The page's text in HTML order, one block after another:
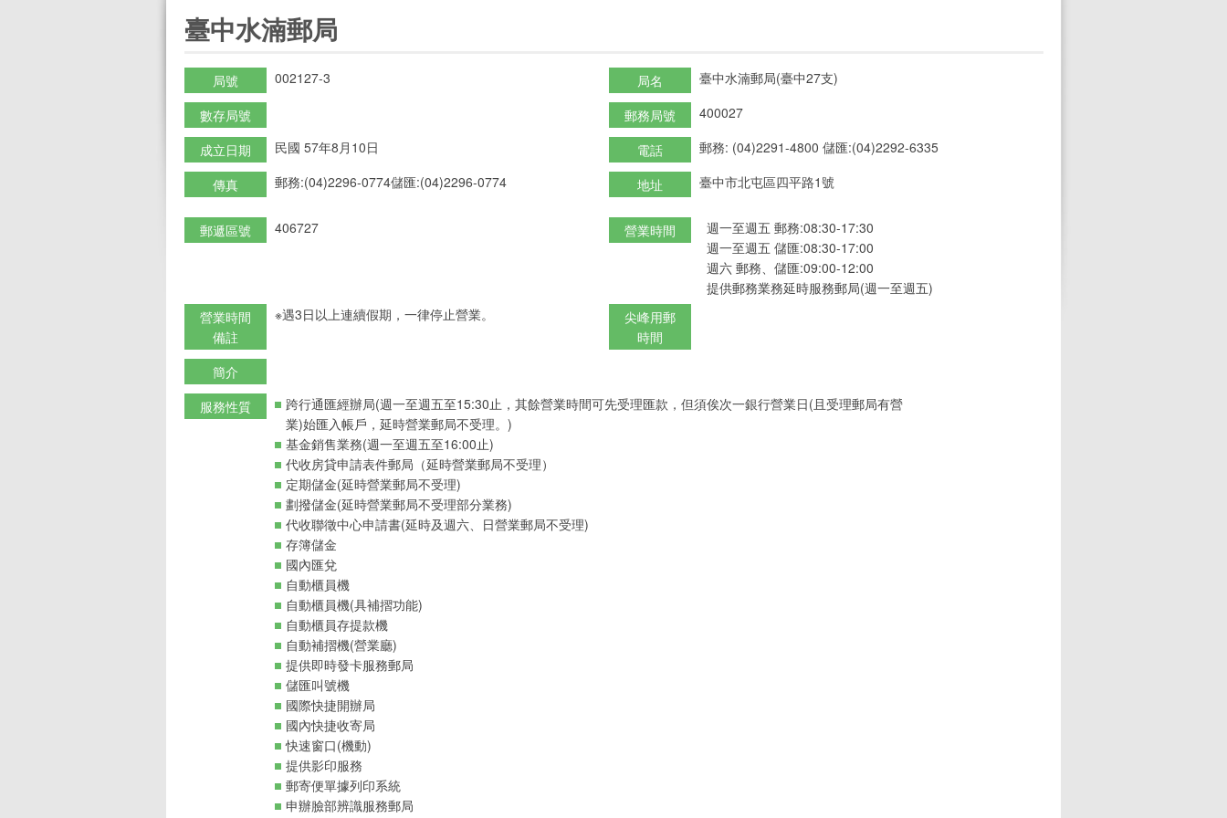
臺中水湳郵局
局號 002127-3 局名 臺中水湳郵局(臺中27支)
數存局號 郵務局號 400027
成立日期 民國 57年8月10日 電話 郵務: (04)2291-4800 儲匯:(04)2292-6335
傳真 郵務:(04)2296-0774儲匯:(04)2296-0774 地址 臺中市北屯區四平路1號
郵遞區號 406727 營業時間
週一至週五 郵務:08:30-17:30
週一至週五 儲匯:08:30-17:00
週六 郵務、儲匯:09:00-12:00
提供郵務業務延時服務郵局(週一至週五)
營業時間
備註
※遇3日以上連續假期，一律停止營業。
尖峰用郵
時間
簡介
服務性質
跨行通匯經辦局(週一至週五至15:30止，其餘營業時間可先受理匯款，但須俟次一銀行營業日(且受理郵局有營
業)始匯入帳戶，延時營業郵局不受理。)
基金銷售業務(週一至週五至16:00止)
代收房貸申請表件郵局（延時營業郵局不受理）
定期儲金(延時營業郵局不受理)
劃撥儲金(延時營業郵局不受理部分業務)
代收聯徵中心申請書(延時及週六、日營業郵局不受理)
存簿儲金
國內匯兌
自動櫃員機
自動櫃員機(具補摺功能)
自動櫃員存提款機
自動補摺機(營業廳)
提供即時發卡服務郵局
儲匯叫號機
國際快捷開辦局
國內快捷收寄局
快速窗口(機動)
提供影印服務
郵寄便單據列印系統
申辦臉部辨識服務郵局